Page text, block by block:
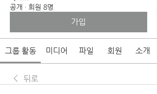
공개 · 회원 8명
가입
그룹 활동 미디어 파일 회원 소개
뒤로